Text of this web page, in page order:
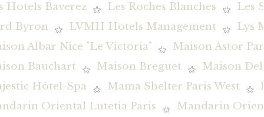
Hotels Baverez
Les Roches Blanches
Les
Byron
LVMH Hotels Management
Lys
Albar Nice "Le Victoria"
Maison Astor
Bauchart
Maison Breguet
Maison
Hôtel-Spa
Mama Shelter Paris West
Oriental Lutetia Paris
Mandarin